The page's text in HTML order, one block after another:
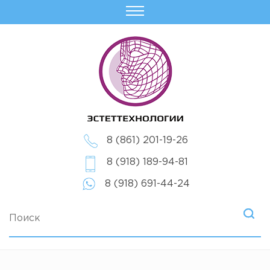
8 (861) 201-19-26
8 (918) 189-94-81
8 (918) 691-44-24